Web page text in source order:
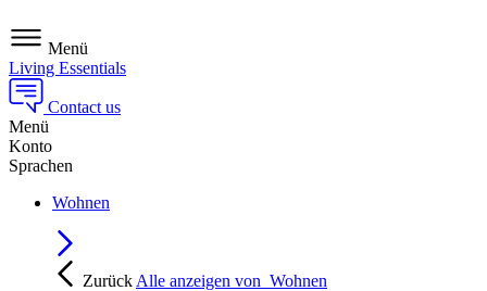
Menü
Living Essentials
Contact us
Menü
Konto
Sprachen
Wohnen
Zurück Alle anzeigen von Wohnen